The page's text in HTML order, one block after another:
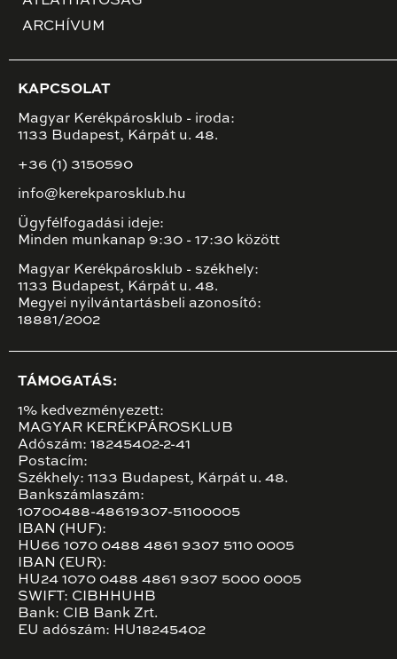
ARCHÍVUM
KAPCSOLAT
Magyar Kerékpárosklub - iroda:
1133 Budapest, Kárpát u. 48.
+36 (1) 3150590
info@kerekparosklub.hu
Ügyfélfogadási ideje:
Minden munkanap 9:30 - 17:30 között
Magyar Kerékpárosklub - székhely:
1133 Budapest, Kárpát u. 48.
Megyei nyilvántartásbeli azonosító:
18881/2002
TÁMOGATÁS:
1% kedvezményezett:
MAGYAR KERÉKPÁROSKLUB
Adószám: 18245402-2-41
Postacím:
Székhely: 1133 Budapest, Kárpát u. 48.
Bankszámlaszám:
10700488-48619307-51100005
IBAN (HUF):
HU66 1070 0488 4861 9307 5110 0005
IBAN (EUR):
HU24 1070 0488 4861 9307 5000 0005
SWIFT: CIBHHUHB
Bank: CIB Bank Zrt.
EU adószám: HU18245402